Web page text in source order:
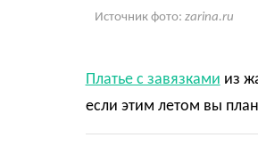
Источник фото: zarina.ru
Платье с завязками из
если этим летом вы